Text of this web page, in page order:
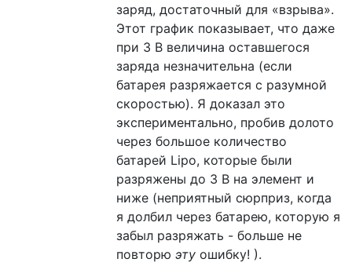
заряд, достаточный для «взрыва».
Этот график показывает, что даже
при 3 В величина оставшегося
заряда незначительна (если
батарея разряжается с разумной
скоростью). Я доказал это
экспериментально, пробив долото
через большое количество
батарей Lipo, которые были
разряжены до 3 В на элемент и
ниже (неприятный сюрприз, когда
я долбил через батарею, которую я
забыл разряжать - больше не
повторю эту ошибку! ).